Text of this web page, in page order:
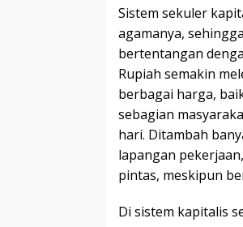
Sistem sekuler
agamanya,
bertentangan
Rupiah semakin
berbagai harga,
sebagian
hari. Ditambah
lapangan
pintas, meskipun
Di sistem kapitalis